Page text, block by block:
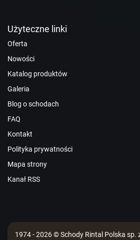
Użyteczne linki
Oferta
Nowości
Katalog produktów
Galeria
Blog o schodach
FAQ
Kontakt
Polityka prywatności
Mapa strony
Kanał RSS
1974 - 2026 © Schody Rintal Polska sp.